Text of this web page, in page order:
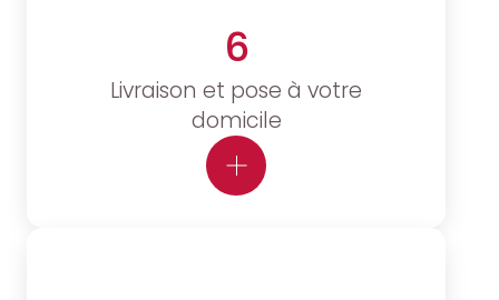
6
Livraison et pose à votre
domicile